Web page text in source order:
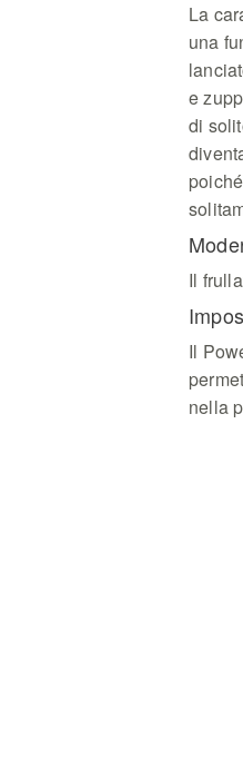
La
una
e
di
Il
Il
nella